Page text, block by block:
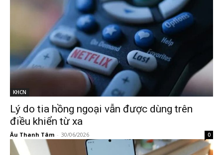
KHCN
Lý do tia hồng ngoại vẫn được dùng trên
điều khiển từ xa
Âu Thanh Tâm - 30/06/2026 0